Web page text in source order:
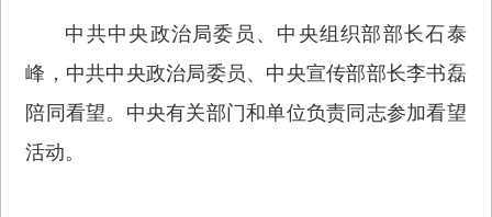
中共中央政治局委员、中央组织部部长石泰
峰，中共中央政治局委员、中央宣传部部长李书磊
陪同看望。中央有关部门和单位负责同志参加看望
活动。